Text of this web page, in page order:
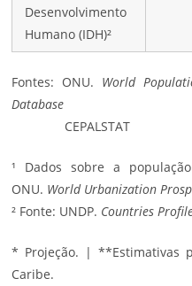
Desenvolvimento
Humano (IDH)²
Fontes: ONU. World
Database
CEPALSTAT
¹ Dados sobre a
ONU. World Urbanization
² Fonte: UNDP. Countries
* Projeção. |
Caribe.